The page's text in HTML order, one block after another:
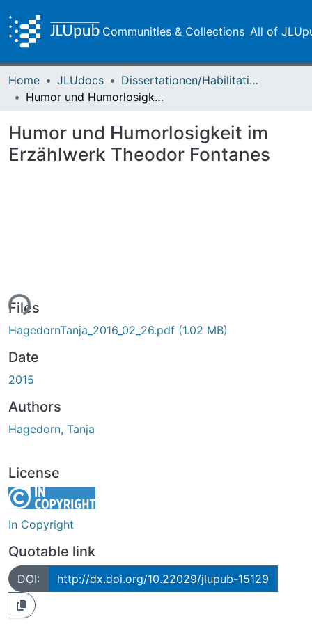
Communities & Collections All of
Home JLUdocs
Dissertationen/Habilitationen
Humor und Humorlosigkeit im Erzählwerk Theodor Fontanes
Humor und Humorlosigkeit im
Erzählwerk Theodor Fontanes
Files
HagedornTanja_2016_02_26.pdf (1.02 MB)
Date
2015
Authors
Hagedorn, Tanja
License
In Copyright
Quotable link
DOI: http://dx.doi.org/10.22029/jlupub-15129